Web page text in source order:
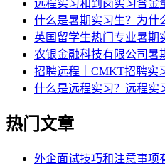
远程实习和到岗实习含金
什么是暑期实习生？为什
英国留学生热门专业暑期
农银金融科技有限公司暑
招聘远程｜CMKT招聘实
什么是远程实习？远程实
热门文章
外企面试技巧和注意事项